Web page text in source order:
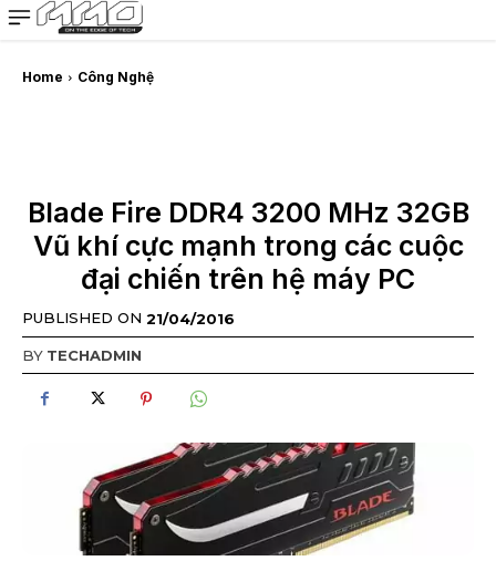
MMOSITE - Thông tin công nghệ
Bài viết nổi bật
Home Công Nghệ
Blade Fire DDR4 3200 MHz 32GB
Vũ khí cực mạnh trong các cuộc
đại chiến trên hệ máy PC
PUBLISHED ON 21/04/2016
BY TECHADMIN